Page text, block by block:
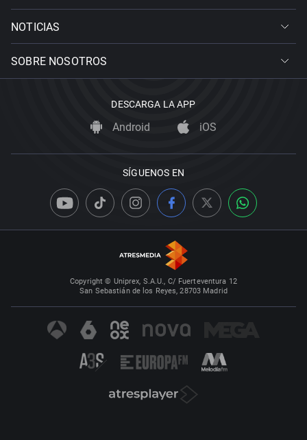
NOTICIAS
SOBRE NOSOTROS
DESCARGA LA APP
Android iOS
SÍGUENOS EN
Copyright © Uniprex, S.A.U., C/ Fuerteventura 12
San Sebastián de los Reyes, 28703 Madrid